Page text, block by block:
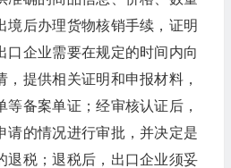
境后办理货物核销手续，证明
口企业需要在规定的时间内向
，提供相关证明和申报材料，
等备案单证；经审核认证后，
请的情况进行审批，并决定是
退税；退税后，出口企业须妥